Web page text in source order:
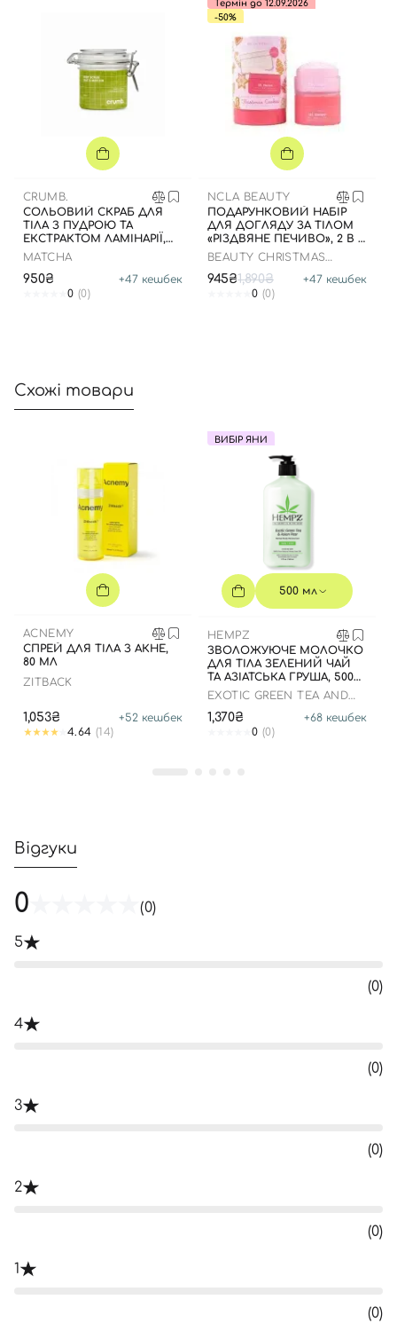
CRUMB.
СОЛЬОВИЙ СКРАБ ДЛЯ
ТІЛА З ПУДРОЮ ТА
ЕКСТРАКТОМ ЛАМІНАРІЇ,
200 МЛ
MATCHA
950₴ +47 кешбек
0 (0)
Термін до 12.09.2026
-50%
NCLA BEAUTY
ПОДАРУНКОВИЙ НАБІР
ДЛЯ ДОГЛЯДУ ЗА ТІЛОМ
«РІЗДВЯНЕ ПЕЧИВО», 2 В 1
ДО 20.09.2026 РОКУ
BEAUTY CHRISTMAS
SET
945₴1,890₴ +47 кешбек
0 (0)
Схожі товари
ACNEMY
СПРЕЙ ДЛЯ ТІЛА З АКНЕ,
80 МЛ
ZITBACK
1,053₴ +52 кешбек
4.64 (14)
ВИБІР ЯНИ
500 мл
HEMPZ
ЗВОЛОЖУЮЧЕ МОЛОЧКО
ДЛЯ ТІЛА ЗЕЛЕНИЙ ЧАЙ
ТА АЗІАТСЬКА ГРУША, 500
МЛ
EXOTIC GREEN TEA AND
MOISTURIZER
1,370₴ +68 кешбек
0 (0)
Відгуки
0 (0)
5
(0)
4
(0)
3
(0)
2
(0)
1
(0)
Вхід Реєстрація
Номер телефону
Відправляючи форму для авторизації/реєстрації ви
приймаєте умови
Угоди користувача